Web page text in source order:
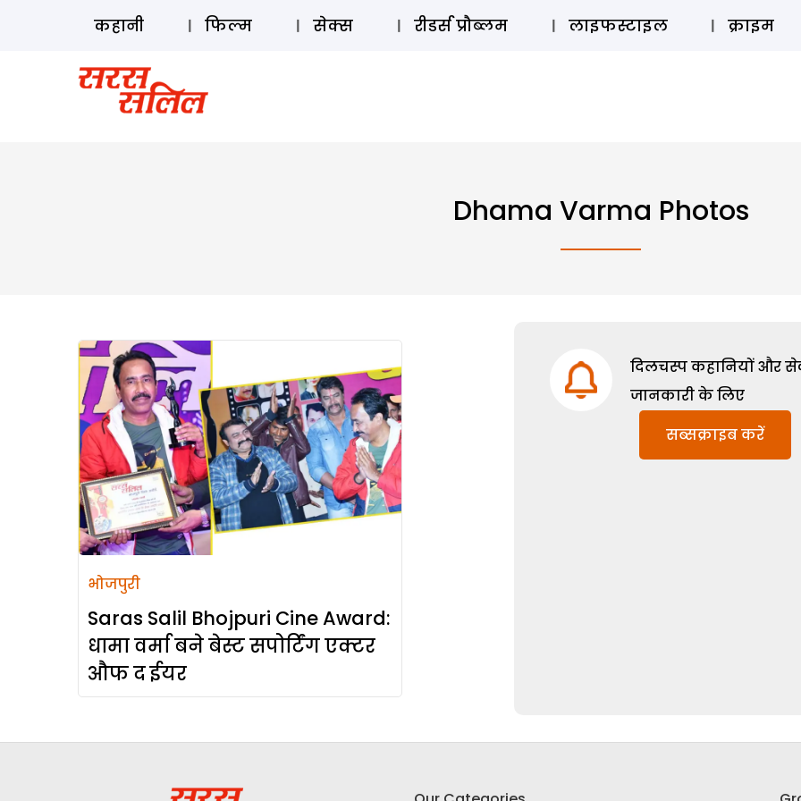
ऑडियो
कहानी फिल्म सेक्स रीडर्स प्रौब्लम लाइफस्टाइल क्राइम
Dhama Varma Photos
भोजपुरी
Saras Salil Bhojpuri Cine Award:
धामा वर्मा बने बेस्ट सपोर्टिंग एक्टर
औफ द ईयर
दिलचस्प कहानियों और
जानकारी के लिए
सब्सक्राइब करें